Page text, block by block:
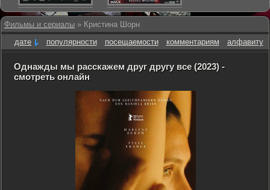
Фильмы и сериалы » Кристина Шорн
дате
популярности посещаемости комментариям алфавиту
Однажды мы расскажем друг другу все (2023) -
смотреть онлайн